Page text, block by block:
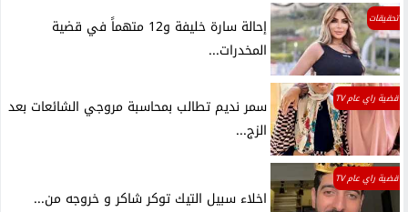
تحقيقات
إحالة سارة خليفة و12 متهماً في قضية
المخدرات...
قضية راي عام TV
سمر نديم تطالب بمحاسبة مروجي الشائعات بعد
الزج...
قضية راي عام TV
اخلاء سبيل التيك توكر شاكر و خروجه من...